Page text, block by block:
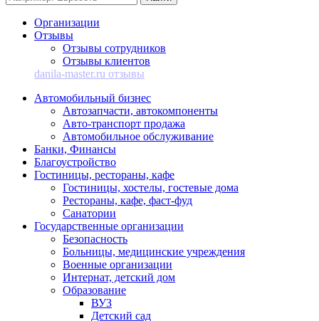
Организации
Отзывы
Отзывы сотрудников
Отзывы клиентов
danila-master.ru отзывы
Автомобильный бизнес
Автозапчасти, автокомпоненты
Авто-транспорт продажа
Автомобильное обслуживание
Банки, Финансы
Благоустройство
Гостиницы, рестораны, кафе
Гостиницы, хостелы, гостевые дома
Рестораны, кафе, фаст-фуд
Санатории
Государственные организации
Безопасность
Больницы, медицинские учреждения
Военные организации
Интернат, детский дом
Образование
ВУЗ
Детский сад